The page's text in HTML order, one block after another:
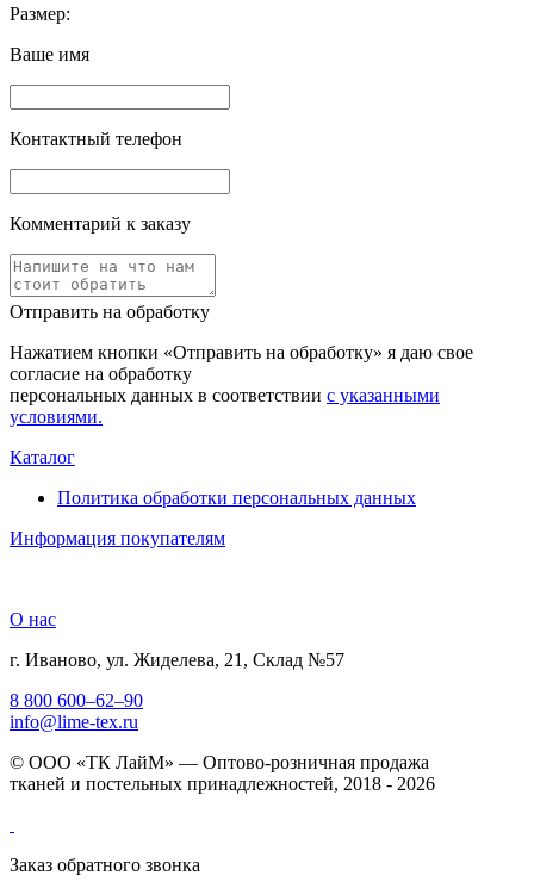
Размер:
Ваше имя
Контактный телефон
Комментарий к заказу
Отправить на обработку
Нажатием кнопки «Отправить на обработку» я даю свое
согласие на обработку
персональных данных в соответствии с указанными
условиями.
Каталог
Политика обработки персональных данных
Информация покупателям
О нас
г. Иваново, ул. Жиделева, 21, Склад №57
8 800 600–62–90
info@lime-tex.ru
© ООО «ТК ЛайМ» — Оптово-розничная продажа
тканей и постельных принадлежностей, 2018 - 2026
Заказ обратного звонка